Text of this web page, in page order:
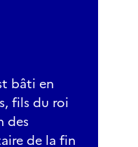
bâti en
fils du roi
des
de la fin